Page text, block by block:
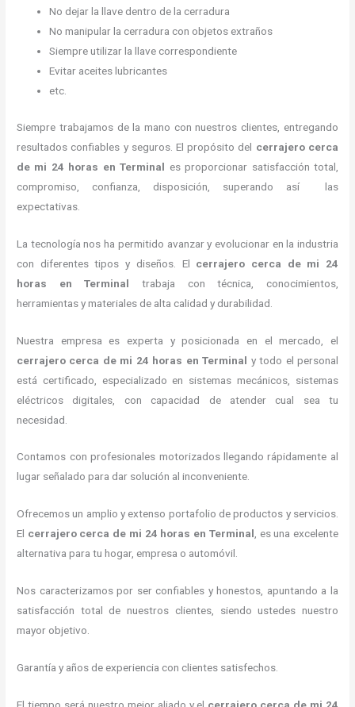
No dejar la llave dentro de la cerradura
No manipular la cerradura con objetos extraños
Siempre utilizar la llave correspondiente
Evitar aceites lubricantes
etc.
Siempre trabajamos de la mano con nuestros clientes, entregando
resultados confiables y seguros. El propósito del cerrajero cerca
de mi 24 horas en Terminal es proporcionar satisfacción total,
compromiso, confianza, disposición, superando así las
expectativas.
La tecnología nos ha permitido avanzar y evolucionar en la industria
con diferentes tipos y diseños. El cerrajero cerca de mi 24
horas en Terminal trabaja con técnica, conocimientos,
herramientas y materiales de alta calidad y durabilidad.
Nuestra empresa es experta y posicionada en el mercado, el
cerrajero cerca de mi 24 horas en Terminal y todo el personal
está certificado, especializado en sistemas mecánicos, sistemas
eléctricos digitales, con capacidad de atender cual sea tu
necesidad.
Contamos con profesionales motorizados llegando rápidamente al
lugar señalado para dar solución al inconveniente.
Ofrecemos un amplio y extenso portafolio de productos y servicios.
El cerrajero cerca de mi 24 horas en Terminal, es una excelente
alternativa para tu hogar, empresa o automóvil.
Nos caracterizamos por ser confiables y honestos, apuntando a la
satisfacción total de nuestros clientes, siendo ustedes nuestro
mayor objetivo.
Garantía y años de experiencia con clientes satisfechos.